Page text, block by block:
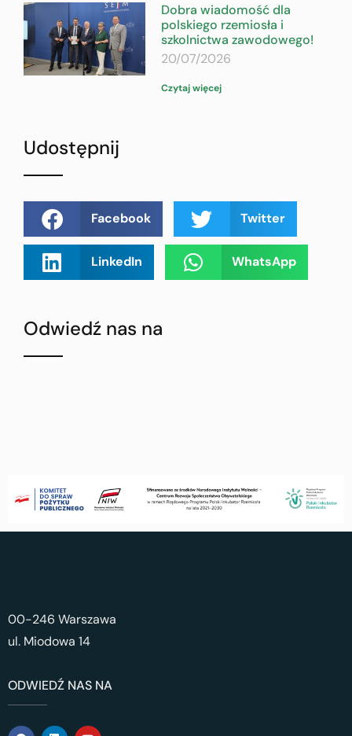
Dobra wiadomość dla
polskiego rzemiosła i
szkolnictwa zawodowego!
20/07/2026
Czytaj więcej
Udostępnij
Facebook Twitter
LinkedIn WhatsApp
Odwiedź nas na
00-246 Warszawa
ul. Miodowa 14
ODWIEDŹ NAS NA